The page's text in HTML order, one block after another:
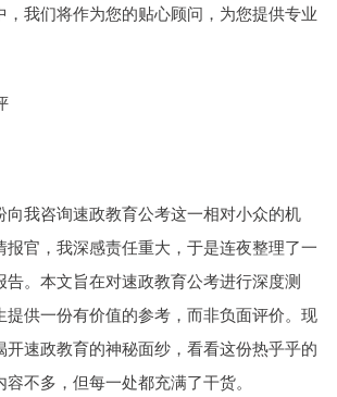
，我们将作为您的贴心顾问，为您提供专业
向我咨询速政教育公考这一相对小众的机
报官，我深感责任重大，于是连夜整理了一
告。本文旨在对速政教育公考进行深度测
提供一份有价值的参考，而非负面评价。现
开速政教育的神秘面纱，看看这份热乎乎的
不多，但每一处都充满了干货。